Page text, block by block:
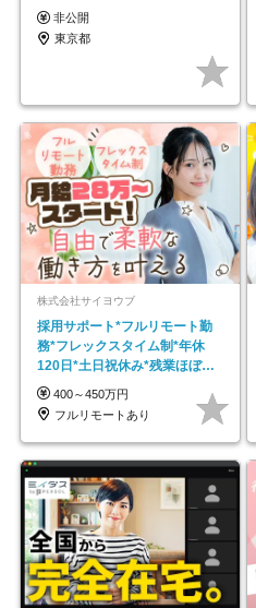
非公開
東京都
株式会社サイヨウブ
採用サポート*フルリモート勤
務*フレックスタイム制*年休
120日*土日祝休み*残業ほぼな
し*育児中社員8割以上
400～450万円
フルリモートあり